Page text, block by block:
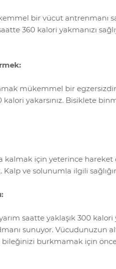
bir vücut antrenmanı
360 kalori yakmanızı
mükemmel bir egzersizdir.
kalori yakarsınız. Bisiklete
kalmak için yeterince hareket
ve solunumla ilgili
saatte yaklaşık 300
sunuyor. Vücudunuzun
bileğinizi burkmamak için